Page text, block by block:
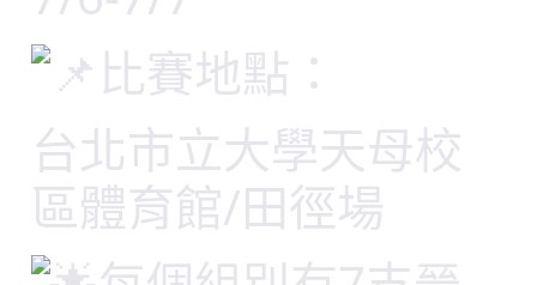
比賽地點：
台北市立大學天母校
區體育館/田徑場